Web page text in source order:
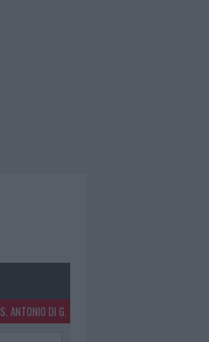
S. ANTONIO DI G.